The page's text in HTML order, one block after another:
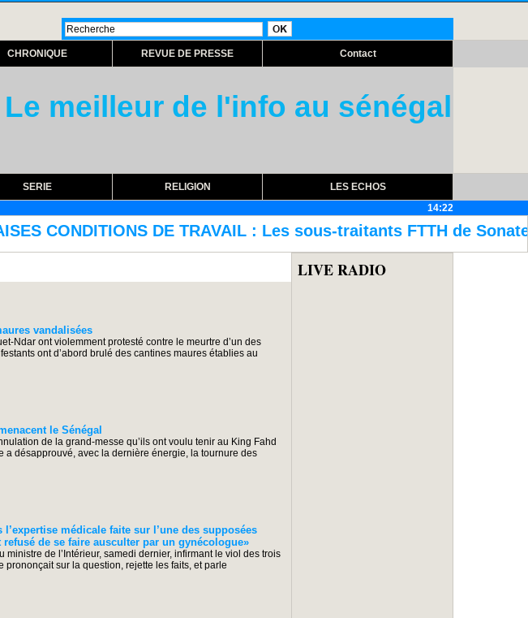
CHRONIQUE REVUE DE PRESSE Contact
Le meilleur de l'info au sénégal
SERIE RELIGION
LES ECHOS
14:22
DE TRAVAIL : Les sous-traitants FTTH de Sonatel contre-attaquent
vandalisées
Ndar ont violemment protesté contre le meurtre d’un des
ont d’abord brulé des cantines maures établies au
le Sénégal
de la grand-messe qu’ils ont voulu tenir au King Fahd
a désapprouvé, avec la dernière énergie, la tournure des
l’expertise médicale faite sur l’une des supposées
de se faire ausculter par un gynécologue»
de l’Intérieur, samedi dernier, infirmant le viol des trois
sur la question, rejette les faits, et parle
LIVE RADIO